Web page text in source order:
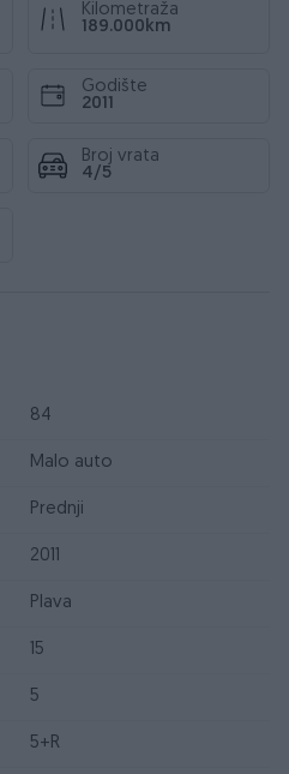
Kilometraža
189.000km
Godište
2011
Broj vrata
4/5
84
Malo auto
Prednji
2011
Plava
15
5
5+R